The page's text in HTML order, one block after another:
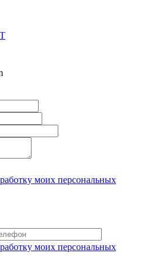
моих персональных
моих персональных